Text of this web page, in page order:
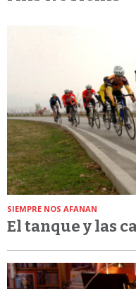
SIEMPRE NOS AFANAN
El tanque y las